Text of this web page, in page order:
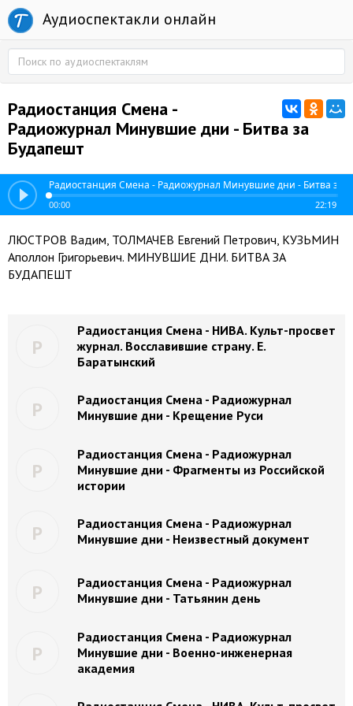
Аудиоспектакли онлайн
Радиостанция Смена -
Радиожурнал Минувшие дни - Битва за
Будапешт
Радиостанция Смена - Радиожурнал Минувшие дни - Битва за
00:00 22:19
ЛЮСТРОВ Вадим, ТОЛМАЧЕВ Евгений Петрович, КУЗЬМИН
Аполлон Григорьевич. МИНУВШИЕ ДНИ. БИТВА ЗА
БУДАПЕШТ
Р
Радиостанция Смена - НИВА. Культ-просвет
журнал. Восславившие страну. Е.
Баратынский
Р
Радиостанция Смена - Радиожурнал
Минувшие дни - Крещение Руси
Р
Радиостанция Смена - Радиожурнал
Минувшие дни - Фрагменты из Российской
истории
Р
Радиостанция Смена - Радиожурнал
Минувшие дни - Неизвестный документ
Р
Радиостанция Смена - Радиожурнал
Минувшие дни - Татьянин день
Р
Радиостанция Смена - Радиожурнал
Минувшие дни - Военно-инженерная
академия